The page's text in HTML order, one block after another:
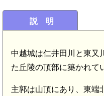
説 明
中越城は仁井田川と東又
た丘陵の頂部に築かれて
主郭は山頂にあり、東端